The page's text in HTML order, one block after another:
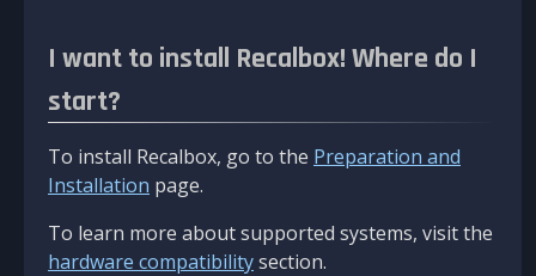
I want to install Recalbox! Where do I
start?
To install Recalbox, go to the Preparation and
Installation page.
To learn more about supported systems, visit the
hardware compatibilitysection.